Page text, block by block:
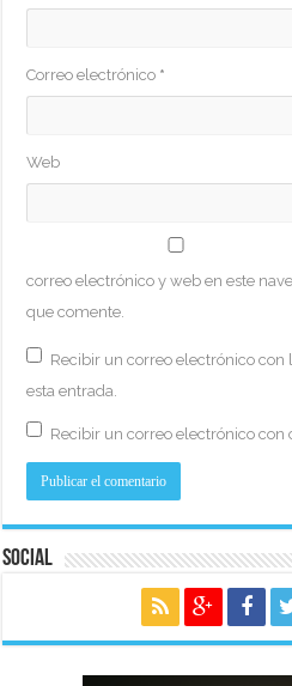
Correo electrónico *
Web
correo electrónico y web en este
que comente.
Recibir un correo electrónico con
esta entrada.
Recibir un correo electrónico con
Social